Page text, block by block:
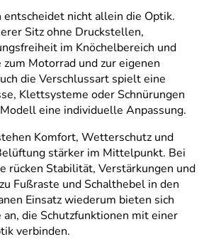
nicht allein die Optik.
Sitz ohne Druckstellen,
im Knöchelbereich und
Motorrad und zur eigenen
die Verschlussart spielt eine
Klettsysteme oder Schnürungen
eine individuelle Anpassung.
Komfort, Wetterschutz und
stärker im Mittelpunkt. Bei
rücken Stabilität, Verstärkungen und
Fußraste und Schalthebel in den
Einsatz wiederum bieten sich
die Schutzfunktionen mit einer
verbinden.